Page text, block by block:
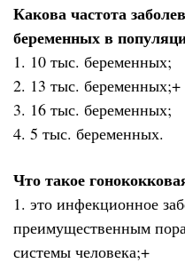
Какова частота
беременных в
1. 10 тыс. беременных;
2. 13 тыс. беременных;+
3. 16 тыс. беременных;
4. 5 тыс. беременных.
Что такое
1. это инфекционное
преимущественным
системы человека;+